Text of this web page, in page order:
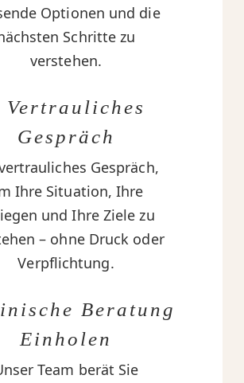
Optionen und die
Schritte zu
verstehen.
Vertrauliches
Gespräch
Gespräch,
Ihre Situation, Ihre
und Ihre Ziele zu
– ohne Druck oder
Verpflichtung.
Beratung
Einholen
Team berät Sie